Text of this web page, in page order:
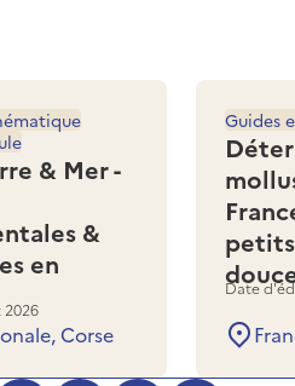
& Mer -
&
en
2026
Corse
Guides
Date